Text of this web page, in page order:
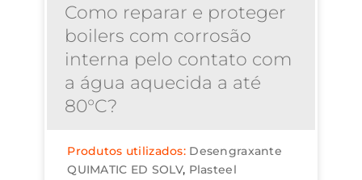
Como reparar e proteger
boilers com corrosão
interna pelo contato com
a água aquecida a até
80°C?
Produtos utilizados: Desengraxante
QUIMATIC ED SOLV Plasteel